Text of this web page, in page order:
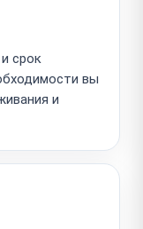
срок
вы
и